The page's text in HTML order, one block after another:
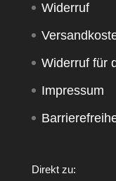
Widerruf
Widerruf für
Impressum
Direkt zu: